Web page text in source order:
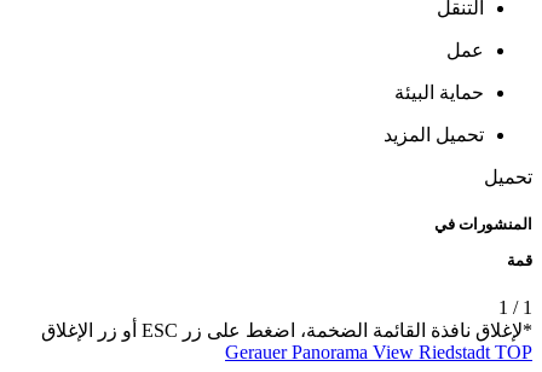
التنقل
عمل
حماية البيئة
تحميل المزيد
تحميل
المنشورات في
قمة
1
/
1
*لإغلاق نافذة القائمة الضخمة، اضغط على زر ESC أو زر الإغلاق
Gerauer Panorama View Riedstadt TOP